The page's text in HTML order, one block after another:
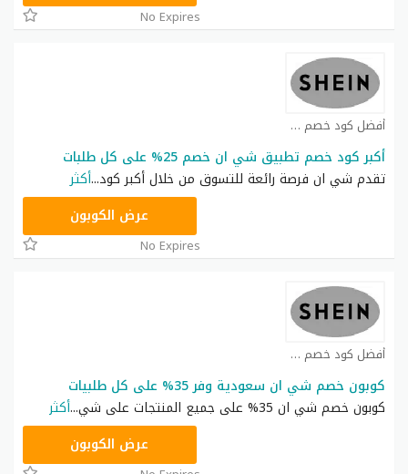
No Expires
أفضل كود خصم شي ان كوبون
أكبر كود خصم تطبيق شي ان خصم 25% على كل طلبات
تقدم شي ان فرصة رائعة للتسوق من خلال أكبر كود...أكثر
عرض الكوبون
No Expires
أفضل كود خصم شي ان كوبون
كوبون خصم شي ان سعودية وفر 35% على كل طلبيات
كوبون خصم شي ان 35% على جميع المنتجات على شي
...أكثر
عرض الكوبون